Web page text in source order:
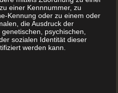
einer Kennnummer, zu
Kennung oder zu einem oder
die Ausdruck der
psychischen,
sozialen Identität dieser
werden kann.